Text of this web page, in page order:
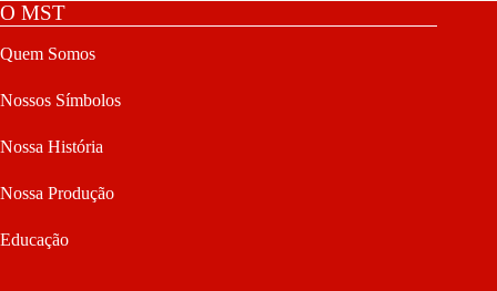
O MST
Quem Somos
Nossos Símbolos
Nossa História
Nossa Produção
Educação